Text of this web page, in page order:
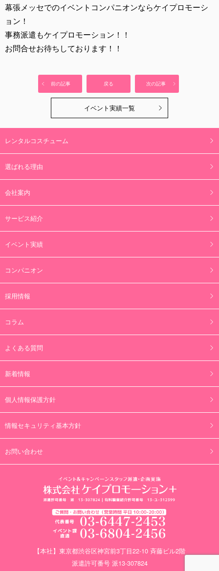
幕張メッセでのイベントコンパニオンならケイプロモーシ
ョン！
事務派遣もケイプロモーション！！
お問合せお待ちしております！！
前の記事 戻る 次の記事
イベント実績一覧
レンタルコスチューム
選ばれる理由
会社案内
サービス紹介
イベント実績
コンパニオン
採用情報
コラム
よくある質問
新着情報
個人情報保護方針
情報セキュリティ基本方針
お問い合わせ
【本社】東京都渋谷区神宮前3丁目22-10 斉藤ビル2階
派遣許可番号 派13-307824